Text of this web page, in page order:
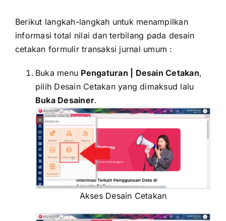
Berikut langkah-langkah untuk menampilkan
informasi total nilai dan terbilang pada desain
cetakan formulir transaksi jurnal umum :
Buka menu Pengaturan | Desain Cetakan,
pilih Desain Cetakan yang dimaksud lalu
Buka Desainer.
Akses Desain Cetakan